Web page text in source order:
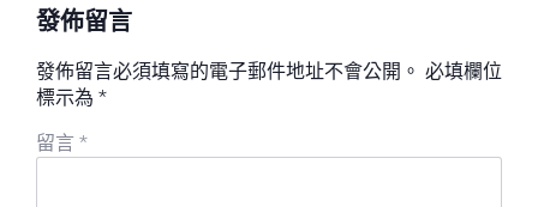
發佈留言
發佈留言必須填寫的電子郵件地址不會公開。 必填欄位
標示為 *
留言 *